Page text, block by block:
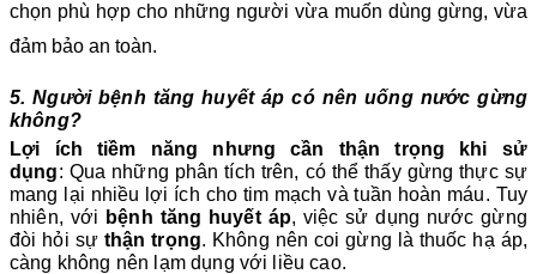
chọn phù hợp cho những người vừa muốn dùng gừng, vừa
đảm bảo an toàn.
5. Người bệnh tăng huyết áp có nên uống nước gừng
không?
Lợi ích tiềm năng nhưng cần thận trọng khi sử
dụng: Qua những phân tích trên, có thể thấy gừng thực sự
mang lại nhiều lợi ích cho tim mạch và tuần hoàn máu. Tuy
nhiên, với bệnh tăng huyết áp, việc sử dụng nước gừng
đòi hỏi sự thận trọng. Không nên coi gừng là thuốc hạ áp,
càng không nên lạm dụng với liều cao.